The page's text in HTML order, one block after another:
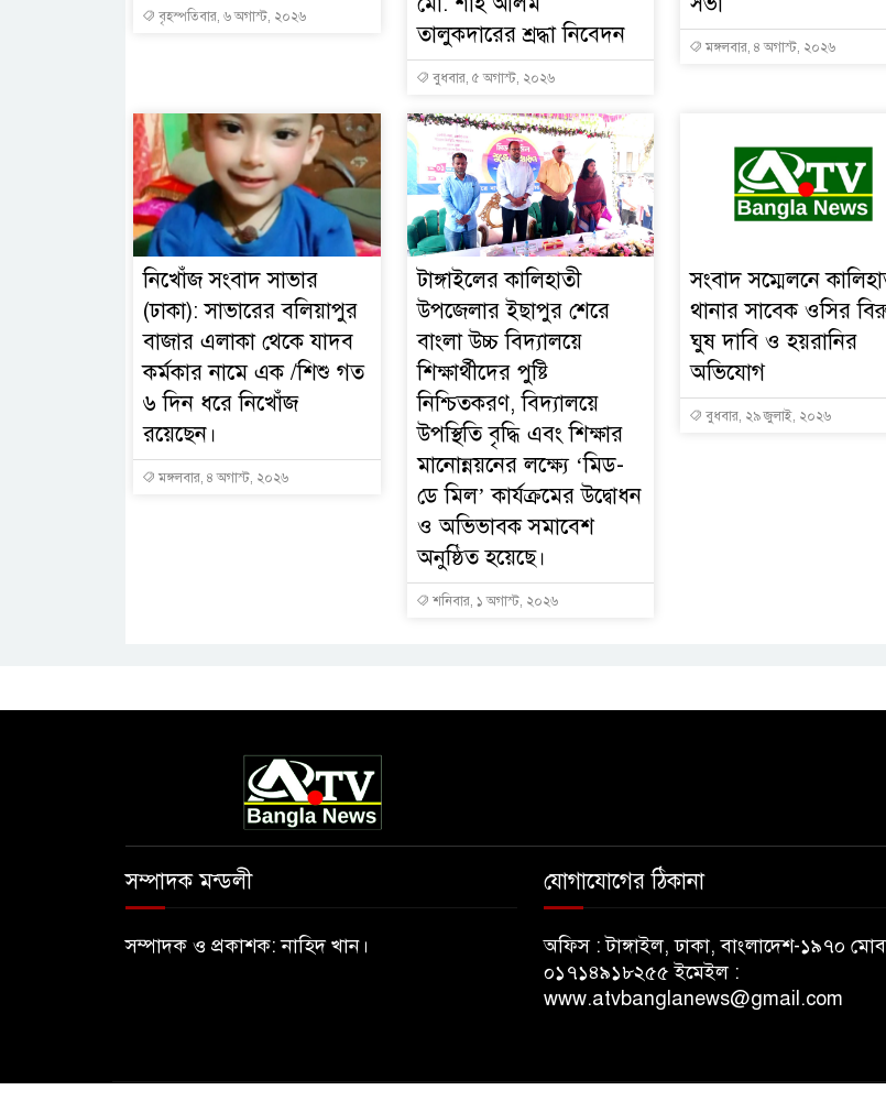
বৃহস্পতিবার, ৬ অগাস্ট, ২০২৬
তালুকদারের শ্রদ্ধা নিবেদন
বুধবার, ৫ অগাস্ট, ২০২৬
মঙ্গলবার, ৪ অগাস্ট, ২০২৬
নিখোঁজ সংবাদ সাভার
(ঢাকা): সাভারের বলিয়াপুর
বাজার এলাকা থেকে যাদব
কর্মকার নামে এক /শিশু গত
৬ দিন ধরে নিখোঁজ
রয়েছেন।
মঙ্গলবার, ৪ অগাস্ট, ২০২৬
টাঙ্গাইলের কালিহাতী
উপজেলার ইছাপুর শেরে
বাংলা উচ্চ বিদ্যালয়ে
শিক্ষার্থীদের পুষ্টি
নিশ্চিতকরণ, বিদ্যালয়ে
উপস্থিতি বৃদ্ধি এবং শিক্ষার
মানোন্নয়নের লক্ষ্যে ‘মিড-
ডে মিল’ কার্যক্রমের উদ্বোধন
ও অভিভাবক সমাবেশ
অনুষ্ঠিত হয়েছে।
শনিবার, ১ অগাস্ট, ২০২৬
সংবাদ সম্মেলনে
থানার সাবেক ওসির
ঘুষ দাবি ও হয়রানির
অভিযোগ
বুধবার, ২৯ জুলাই, ২০২৬
সম্পাদক মন্ডলী
সম্পাদক ও প্রকাশক: নাহিদ খান।
যোগাযোগের ঠিকানা
অফিস : টাঙ্গাইল, ঢাকা, বাংলাদেশ-১৯৭০
০১৭১৪৯১৮২৫৫ ইমেইল :
www.atvbanglanews@gmail.com